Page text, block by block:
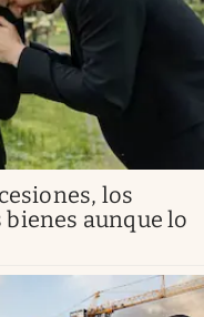
los
aunque lo